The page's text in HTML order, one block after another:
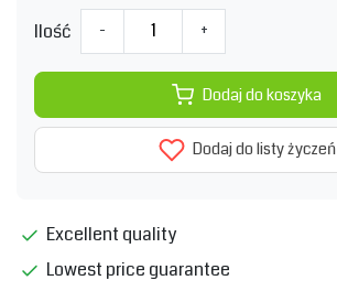
Ilość - +
Dodaj do koszyka
Dodaj do listy życzeń
Excellent quality
Lowest price guarantee